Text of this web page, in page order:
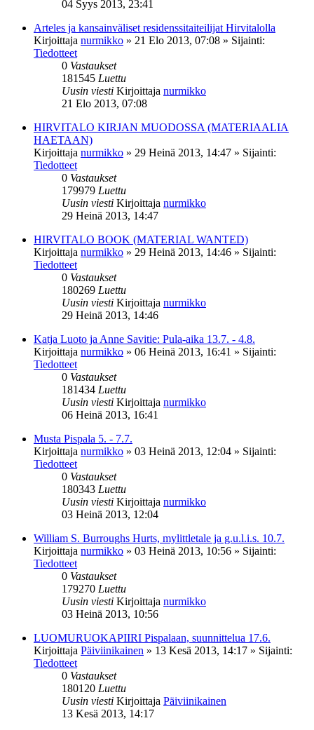
04 Syys 2013, 23:41
Arteles ja kansainväliset residenssitaiteilijat Hirvitalolla
Kirjoittaja nurmikko » 21 Elo 2013, 07:08 » Sijainti:
Tiedotteet
0 Vastaukset
181545 Luettu
Uusin viesti Kirjoittaja nurmikko
21 Elo 2013, 07:08
HIRVITALO KIRJAN MUODOSSA (MATERIAALIA
HAETAAN)
Kirjoittaja nurmikko » 29 Heinä 2013, 14:47 » Sijainti:
Tiedotteet
0 Vastaukset
179979 Luettu
Uusin viesti Kirjoittaja nurmikko
29 Heinä 2013, 14:47
HIRVITALO BOOK (MATERIAL WANTED)
Kirjoittaja nurmikko » 29 Heinä 2013, 14:46 » Sijainti:
Tiedotteet
0 Vastaukset
180269 Luettu
Uusin viesti Kirjoittaja nurmikko
29 Heinä 2013, 14:46
Katja Luoto ja Anne Savitie: Pula-aika 13.7. - 4.8.
Kirjoittaja nurmikko » 06 Heinä 2013, 16:41 » Sijainti:
Tiedotteet
0 Vastaukset
181434 Luettu
Uusin viesti Kirjoittaja nurmikko
06 Heinä 2013, 16:41
Musta Pispala 5. - 7.7.
Kirjoittaja nurmikko » 03 Heinä 2013, 12:04 » Sijainti:
Tiedotteet
0 Vastaukset
180343 Luettu
Uusin viesti Kirjoittaja nurmikko
03 Heinä 2013, 12:04
William S. Burroughs Hurts, mylittletale ja g.u.l.i.s. 10.7.
Kirjoittaja nurmikko » 03 Heinä 2013, 10:56 » Sijainti:
Tiedotteet
0 Vastaukset
179270 Luettu
Uusin viesti Kirjoittaja nurmikko
03 Heinä 2013, 10:56
LUOMURUOKAPIIRI Pispalaan, suunnittelua 17.6.
Kirjoittaja Päiviinikainen » 13 Kesä 2013, 14:17 » Sijainti:
Tiedotteet
0 Vastaukset
180120 Luettu
Uusin viesti Kirjoittaja Päiviinikainen
13 Kesä 2013, 14:17